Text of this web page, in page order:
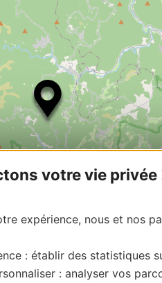
votre vie privée
expérience, nous et nos
: établir des statistiques
: analyser vos
gestionnaire de cette